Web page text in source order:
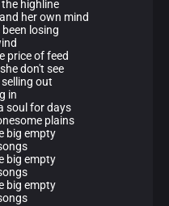
the highline
her own mind
been losing
price of feed
don't see
out
in
soul for days
plains
big empty
big empty
big empty